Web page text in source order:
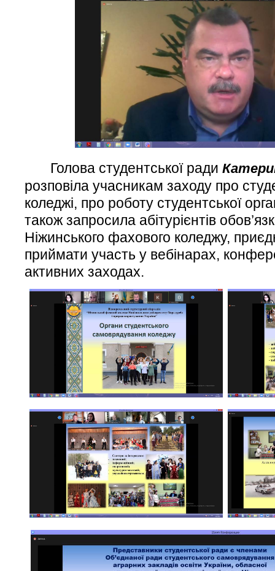
Голова студентської ради
розповіла учасникам заходу про
коледжі, про роботу студентської
також запросила абітурієнтів
Ніжинського фахового коледжу,
приймати участь у вебінарах,
активних заходах.